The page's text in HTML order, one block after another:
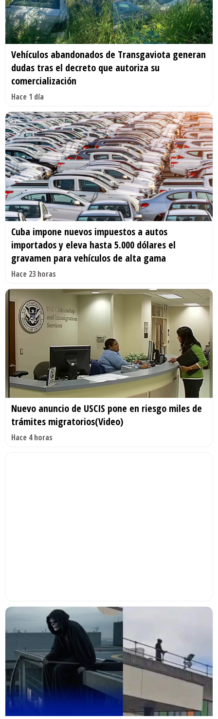
Vehículos abandonados de Transgaviota generan
dudas tras el decreto que autoriza su
comercialización
Hace 1 día
Cuba impone nuevos impuestos a autos
importados y eleva hasta 5.000 dólares el
gravamen para vehículos de alta gama
Hace 23 horas
Nuevo anuncio de USCIS pone en riesgo miles de
trámites migratorios(Video)
Hace 4 horas